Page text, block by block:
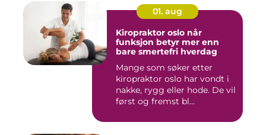
01. aug
Kiropraktor oslo når
funksjon betyr mer enn
bare smertefri hverdag
Mange som søker etter
kiropraktor oslo har vondt i
nakke, rygg eller hode. De vil
først og fremst bl...